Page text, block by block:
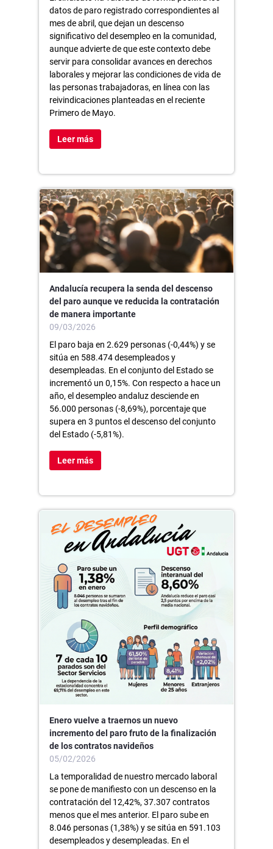
datos de paro registrado correspondientes al
mes de abril, que dejan un descenso
significativo del desempleo en la comunidad,
aunque advierte de que este contexto debe
servir para consolidar avances en derechos
laborales y mejorar las condiciones de vida de
las personas trabajadoras, en línea con las
reivindicaciones planteadas en el reciente
Primero de Mayo.
Leer más
Andalucía recupera la senda del descenso
del paro aunque ve reducida la contratación
de manera importante
09/03/2026
El paro baja en 2.629 personas (-0,44%) y se
sitúa en 588.474 desempleados y
desempleadas. En el conjunto del Estado se
incrementó un 0,15%. Con respecto a hace un
año, el desempleo andaluz desciende en
56.000 personas (-8,69%), porcentaje que
supera en 3 puntos el descenso del conjunto
del Estado (-5,81%).
Leer más
Enero vuelve a traernos un nuevo
incremento del paro fruto de la finalización
de los contratos navideños
05/02/2026
La temporalidad de nuestro mercado laboral
se pone de manifiesto con un descenso en la
contratación del 12,42%, 37.307 contratos
menos que el mes anterior. El paro sube en
8.046 personas (1,38%) y se sitúa en 591.103
desempleados y desempleadas. En el